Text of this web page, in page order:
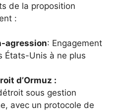
de la proposition
:
agression: Engagement
États-Unis à ne plus
d’Ormuz :
sous gestion
avec un protocole de